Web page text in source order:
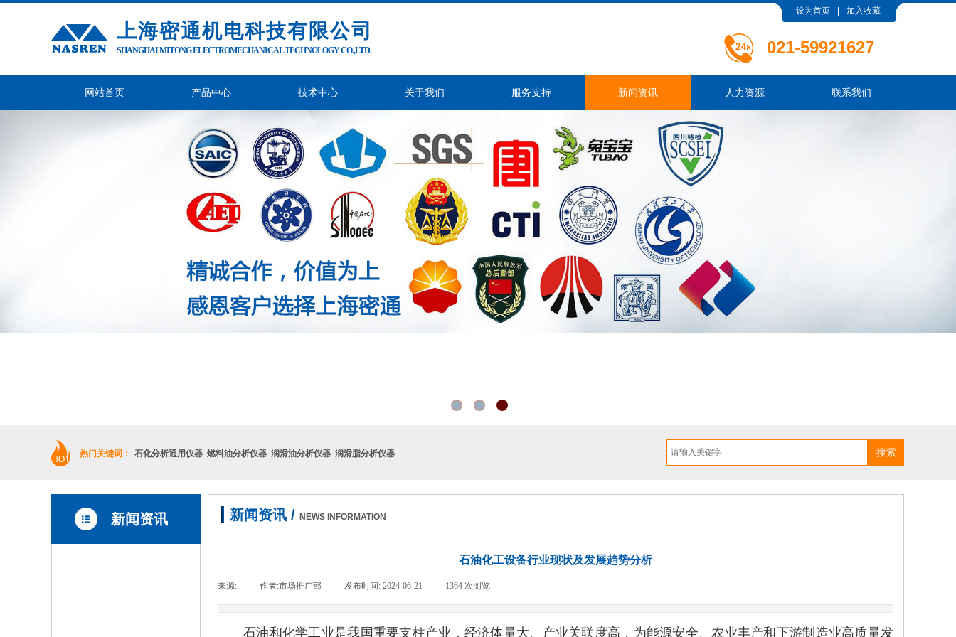
设为首页 加入收藏
上海密通机电科技有限公司
SHANGHAI MITONG ELECTROMECHANICAL TECHNOLOGY CO.,LTD. 021-59921627
网站首页 产品中心 技术中心 关于我们 服务支持 新闻资讯 人力资源 联系我们
HOT
热门关键词： 石化分析通用仪器 燃料油分析仪器 润滑油分析仪器 润滑脂分析仪器 搜索
新闻资讯 / NEWS INFORMATION
石油化工设备行业现状及发展趋势分析
来源: 作者:市场推广部 发布时间: 2024-06-21 1364 次浏览
石油和化学工业是我国重要支柱产业，经济体量大、产业关联度高，为能源安全、农业丰产和下游制造业高质量发
新闻资讯